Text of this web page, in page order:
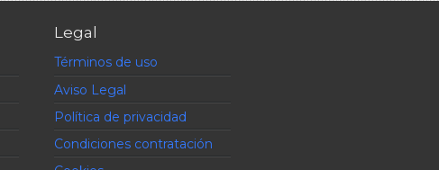
Legal
Términos de uso
Aviso Legal
Política de privacidad
Condiciones contratación